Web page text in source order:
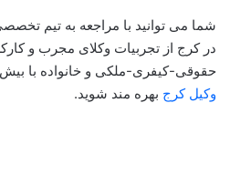
شما می توانید با مراجعه به تیم
در کرج از تجربیات وکلای مجرب و
حقوقی-کیفری-ملکی و خانواده با
وکیل کرج بهره مند شوید.